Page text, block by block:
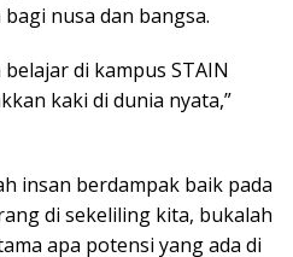
nusa dan bangsa.
di kampus STAIN
kaki di dunia nyata,”
insan berdampak baik pada
di sekeliling kita, bukalah
apa potensi yang ada di